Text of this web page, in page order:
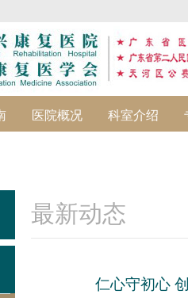
医院概况 科室介绍
最新动态
仁心守初心